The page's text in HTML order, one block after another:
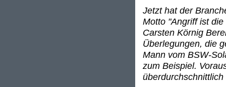
Jetzt hat der
Motto "Angriff ist
Carsten Körnig
Überlegungen, die
Mann vom BSW-
zum Beispiel.